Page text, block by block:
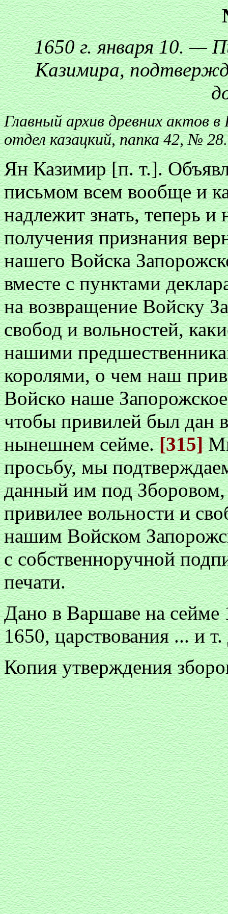
1650 г. января 10. —
Казимира,
Главный архив древних актов
отдел казацкий, папка 42, №
Ян Казимир [п. т.].
письмом всем вообще и
надлежит знать, теперь
получения признания
нашего Войска
вместе с пунктами
на возвращение Войску
свобод и вольностей,
нашими
королями, о чем наш
Войско наше
чтобы привилей был дан
нынешнем сейме.[315]
просьбу, мы
данный им под
привилее вольности и
нашим Войском
с собственноручной
печати.
Дано в Варшаве на сейме
1650, царствования ... и т.
Копия утверждения